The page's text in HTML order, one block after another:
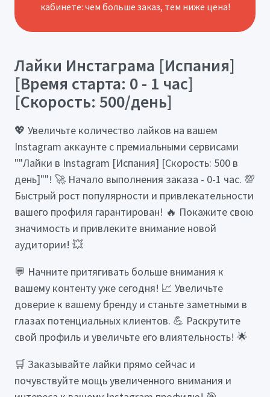
кабинете: чем больше заказ, тем ниже цена!
Лайки Инстаграма [Испания]
[Время старта: 0 - 1 час]
[Скорость: 500/день]
💖 Увеличьте количество лайков на вашем
Instagram аккаунте с премиальными сервисами
""Лайки в Instagram [Испания] [Скорость: 500 в
день]""! 🚀 Начало выполнения заказа - 0-1 час. 💯
Быстрый рост популярности и привлекательности
вашего профиля гарантирован! 🔥 Покажите свою
значимость и привлеките внимание новой
аудитории! 💥
💬 Начните притягивать больше внимания к
вашему контенту уже сегодня! 📈 Увеличьте
доверие к вашему бренду и станьте заметными в
глазах потенциальных клиентов. 💪 Раскрутите
свой профиль и увеличьте его влиятельность! 🌟
🛒 Заказывайте лайки прямо сейчас и
почувствуйте мощь увеличенного внимания и